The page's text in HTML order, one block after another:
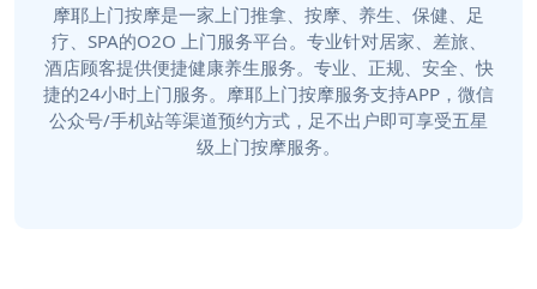
摩耶上门按摩是一家上门推拿、按摩、养生、保健、足
疗、SPA的O2O 上门服务平台。专业针对居家、差旅、
酒店顾客提供便捷健康养生服务。专业、正规、安全、快
捷的24小时上门服务。摩耶上门按摩服务支持APP，微信
公众号/手机站等渠道预约方式，足不出户即可享受五星
级上门按摩服务。